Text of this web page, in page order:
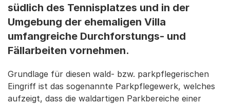
südlich des Tennisplatzes und in der
Umgebung der ehemaligen Villa
umfangreiche Durchforstungs- und
Fällarbeiten vornehmen.
Grundlage für diesen wald- bzw. parkpflegerischen
Eingriff ist das sogenannte Parkpflegewerk, welches
aufzeigt, dass die waldartigen Parkbereiche einer